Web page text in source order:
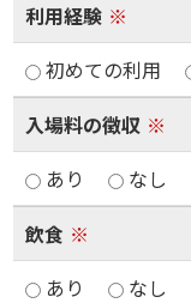
利用経験 ※
初めての利用
入場料の徴収 ※
あり
なし
飲食 ※
あり
なし